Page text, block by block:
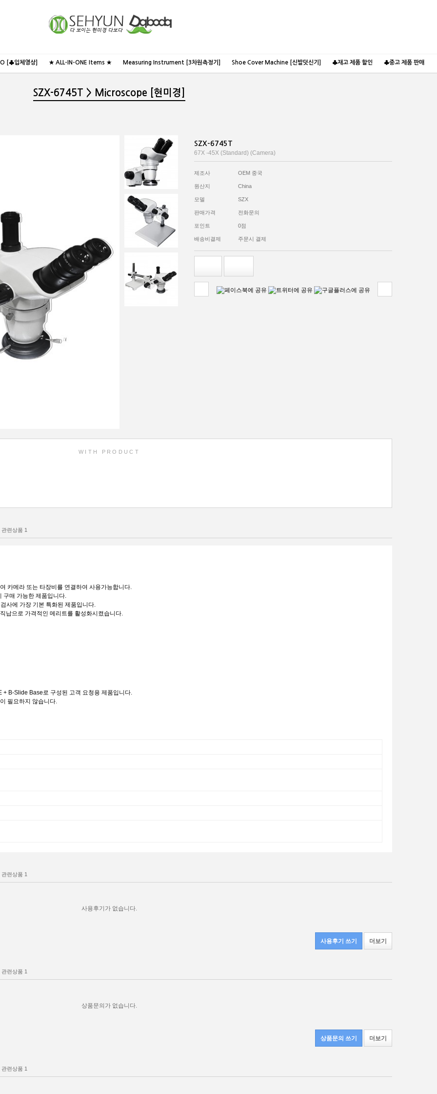
[♣입체영상] ★ ALL-IN-ONE Items ★ Measuring Instrument [3차원측정기] Shoe Cover Machine [신발덧신기] ♣재고 제품 할인 ♣중고 제품 판매
SZX-6745T > Microscope [현미경]
SZX-6745T
67X -45X (Standard) (Camera)
제조사 OEM 중국
원산지 China
모델 SZX
판매가격 전화문의
포인트 0점
배송비결제 주문시 결제
다음 상품
WITH PRODUCT
관련상품 1
카메라 또는 타장비를 연결하여 사용가능합니다.
구매 가능한 제품입니다.
사에 가장 기본 특화된 제품입니다.
납으로 가격적인 메리트를 활성화시켰습니다.
B-Slide Base로 구성된 고객 요청용 제품입니다.
필요하지 않습니다.
관련상품 1
사용후기가 없습니다.
사용후기 쓰기 더보기
관련상품 1
상품문의가 없습니다.
상품문의 쓰기 더보기
관련상품 1